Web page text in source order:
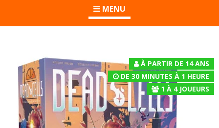
MENU
À PARTIR DE 14 ANS
DE 30 MINUTES À 1 HEURE
1 À 4JOUEURS